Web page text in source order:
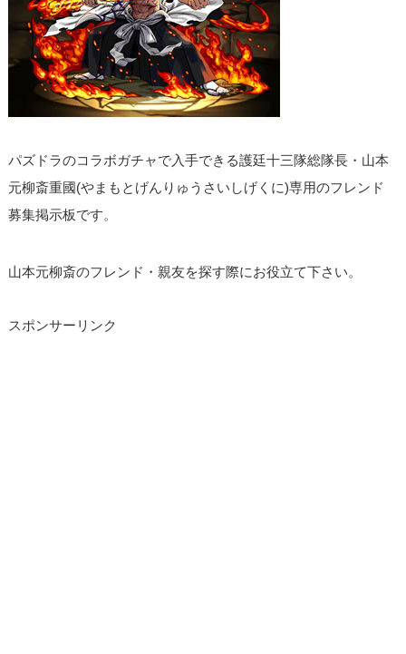
パズドラのコラボガチャで入手できる護廷十三隊総隊長・山本
元柳斎重國(やまもとげんりゅうさいしげくに)専用のフレンド
募集掲示板です。
山本元柳斎のフレンド・親友を探す際にお役立て下さい。
スポンサーリンク